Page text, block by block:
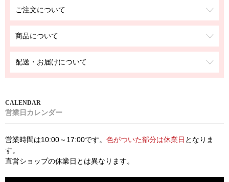
ご注文について
商品について
配送・お届けについて
営業日カレンダー
営業時間は10:00～17:00です。 色がついた部分は休業日 となりま
す。
直営ショップの休業日とは異なります。